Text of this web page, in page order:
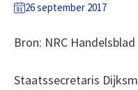
26 september 2017
Bron: NRC Handelsblad
Staatssecretaris